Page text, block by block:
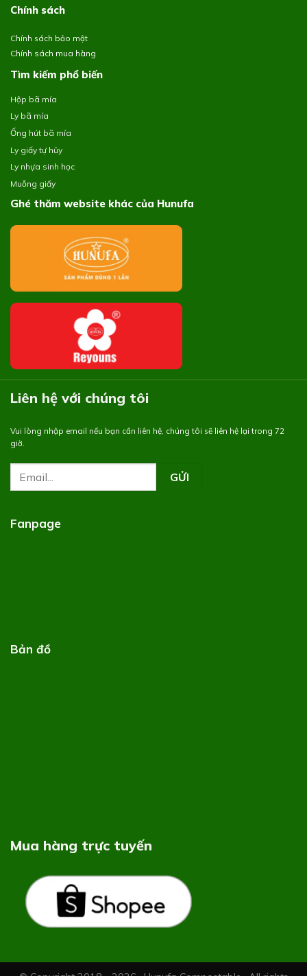
Chính sách
Chính sách bảo mật
Chính sách mua hàng
Tìm kiếm phổ biến
Hộp bã mía
Ly bã mía
Ống hút bã mía
Ly giấy tự hủy
Ly nhựa sinh học
Muỗng giấy
Ghé thăm website khác của Hunufa
Liên hệ với chúng tôi
Vui lòng nhập email nếu bạn cần liên hệ, chúng tôi sẽ liên hệ lại trong 72
giờ.
Fanpage
Bản đồ
Mua hàng trực tuyến